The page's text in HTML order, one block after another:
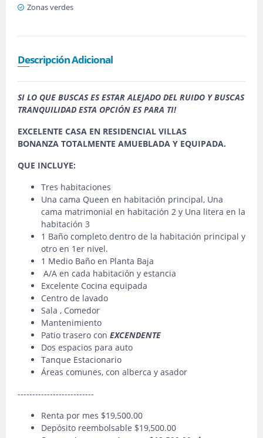
Zonas verdes
Descripción Adicional
SI LO QUE BUSCAS ES ESTAR ALEJADO DEL RUIDO Y BUSCAS
TRANQUILIDAD ESTA OPCIÓN ES PARA TI!
EXCELENTE CASA EN RESIDENCIAL VILLAS
BONANZA TOTALMENTE AMUEBLADA Y EQUIPADA.
QUE INCLUYE:
Tres habitaciones
Una cama Queen en habitación principal, Una
cama matrimonial en habitación 2 y Una litera en la
habitación 3
1 Baño completo dentro de la habitación principal y
otro en 1er nivel.
1 Medio Baño en Planta Baja
A/A en cada habitación y estancia
Excelente Cocina equipada
Centro de lavado
Sala , Comedor
Mantenimiento
Patio trasero con EXCENDENTE
Dos espacios para auto
Tanque Estacionario
Áreas comunes, con alberca y asador
--------------------------
Renta por mes $19,500.00
Depósito reembolsable $19,500.00